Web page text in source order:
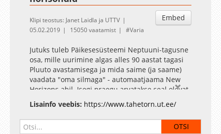
Embed
Klipi teostus: Janet Laidla ja UTTV
05.02.2019
15050 vaatamist Varia
Jutuks tuleb Päikesesüsteemi Neptuuni-tagusne
osa, mille uurimine algas alles 90 aastat tagasi
Pluuto avastamisega ja mida saime (ja saame)
vaadata "oma silmaga" - automaatjaama New
Horizons abil. Isegi praegu arvatakse seal olevat
hulganisti avastamata taevakehi, mis võivad
meie seniseid arusaamu Päikesesüsteemi
ajaloost ja kujunemisest tulevikus oluliselt
muuta.
Lisainfo veebis: https://www.tahetorn.ut.ee/